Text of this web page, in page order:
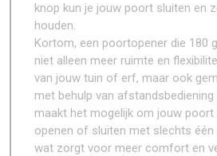
knop kun je jouw poort sluiten en
houden.
Kortom, een poortopener die 180
niet alleen meer ruimte en
van jouw tuin of erf, maar ook
met behulp van
maakt het mogelijk om jouw
openen of sluiten met slechts één
wat zorgt voor meer comfort en